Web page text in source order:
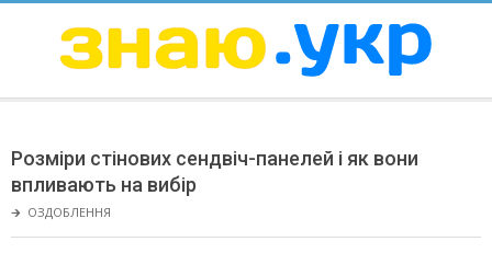
ЗНАЮ
Menu
Розміри стінових сендвіч-панелей і як вони
впливають на вибір
🡲 ОЗДОБЛЕННЯ